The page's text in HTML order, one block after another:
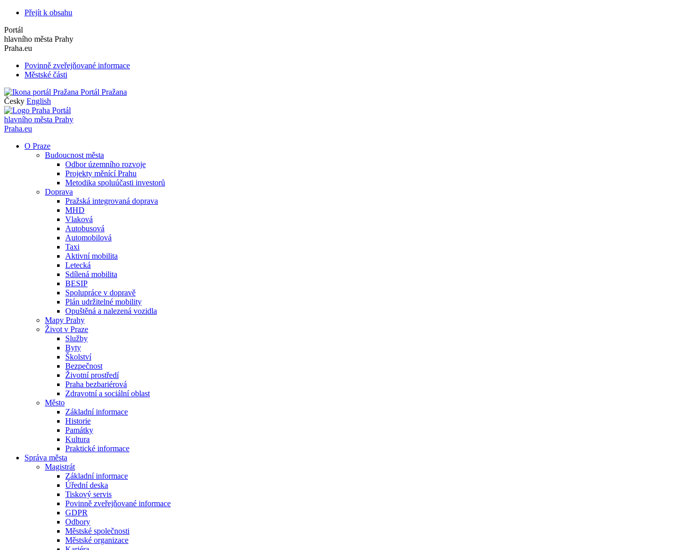
Přejít k obsahu
Portál
hlavního města Prahy
Praha.eu
Povinně zveřejňované informace
Městské části
Portál Pražana
Česky English
Portál
hlavního města Prahy
Praha.eu
O Praze
Budoucnost města
Odbor územního rozvoje
Projekty měnící Prahu
Metodika spoluúčasti investorů
Doprava
Pražská integrovaná doprava
MHD
Vlaková
Autobusová
Automobilová
Taxi
Aktivní mobilita
Letecká
Sdílená mobilita
BESIP
Spolupráce v dopravě
Plán udržitelné mobility
Opuštěná a nalezená vozidla
Mapy Prahy
Život v Praze
Služby
Byty
Školství
Bezpečnost
Životní prostředí
Praha bezbariérová
Zdravotní a sociální oblast
Město
Základní informace
Historie
Památky
Kultura
Praktické informace
Správa města
Magistrát
Základní informace
Úřední deska
Tiskový servis
Povinně zveřejňované informace
GDPR
Odbory
Městské společnosti
Městské organizace